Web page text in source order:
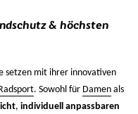
& höchsten
setzen mit ihrer innovativen
. Sowohl für Damen als
, individuell anpassbaren